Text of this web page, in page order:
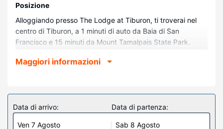
Posizione
Alloggiando presso The Lodge at Tiburon, ti troverai nel
centro di Tiburon, a 1 minuti di auto da Baia di San
Francisco e 15 minuti da Mount Tamalpais State Park.
24,7 km da Golden Gate Park.
Rilassati in una delle 104 camere con aria condizionata
della struttura, completa di frigorifero e docking station
per iPod. Grazie ad un comodo letto con copriletto in
piuma e biancheria in cotone egiziano dormirai sonni
Maggiori informazioni
Data di arrivo:
Ven 7 Agosto
Data di partenza:
Sab 8 Agosto